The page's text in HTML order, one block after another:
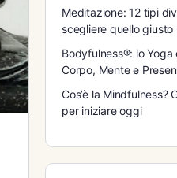
Meditazione: 12 tipi
scegliere quello giusto
Bodyfulness®: lo Yoga
Corpo, Mente e
Cos’è la Mindfulness?
per iniziare oggi